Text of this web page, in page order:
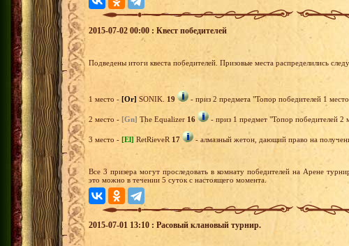
2015-07-02 00:00 : Квест победителей
Подведены итоги квеста победителей. Призовые места распределились
1 место - [Or] SONIK. 19 - приз 2 предмета "Топор победителей 1
2 место - [Gn] The Equalizer 16 - приз 1 предмет "Топор победителей 2
3 место - [El] RetRieveR 17 - алмазный жетон, дающий право на
Все 3 призера могут проследовать в комнату победителей на Арене
это можно в течении 5 суток с настоящего момента.
2015-07-01 13:10 : Расовый клановый турнир.